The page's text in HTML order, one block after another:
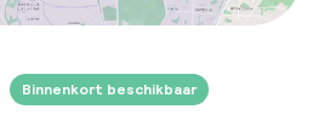
Binnenkort beschikbaar